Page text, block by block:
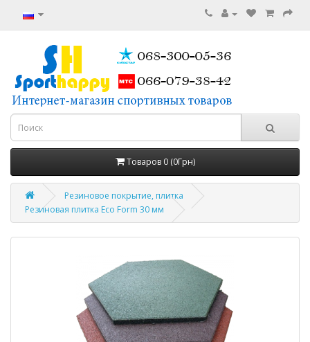
Товаров 0 (0Грн)
Резиновое покрытие, плитка
Резиновая плитка Eco Form 30 мм